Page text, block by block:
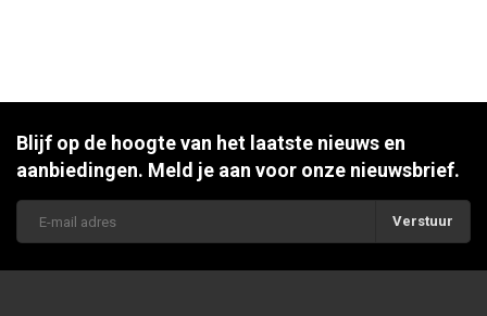
Blijf op de hoogte van het laatste nieuws en
aanbiedingen. Meld je aan voor onze nieuwsbrief.
Verstuur